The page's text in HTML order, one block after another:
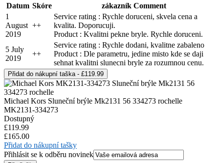
Datum Skóre
zákazník Comment
1
August
2019
++
Service rating : Rychle doruceni, skvela cena a
kvalita. Doporucuji.
Product : Kvalitni pekne bryle. Rychle doruceni.
5 July
2019
++
Service rating : Rychle dodani, kvalitne zabaleno
Product : Dle parametru, jedine misto kde se daji
sehnat kvalitni slunecni bryle za rozumnou cenu.
Michael Kors Sluneční brýle Mk2131 56 334273 rochelle
MK2131-334273
Dostupný
£119.99
£165.00
Přidat do nákupní tašky
Přihlásit se k odběru novinek